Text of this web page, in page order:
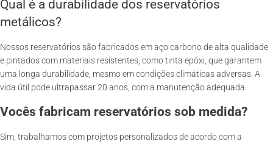
Qual é a durabilidade dos reservatórios
metálicos?
Nossos reservatórios são fabricados em aço carbono de alta qualidade
e pintados com materiais resistentes, como tinta epóxi, que garantem
uma longa durabilidade, mesmo em condições climáticas adversas. A
vida útil pode ultrapassar 20 anos, com a manutenção adequada.
Vocês fabricam reservatórios sob medida?
Sim, trabalhamos com projetos personalizados de acordo com a